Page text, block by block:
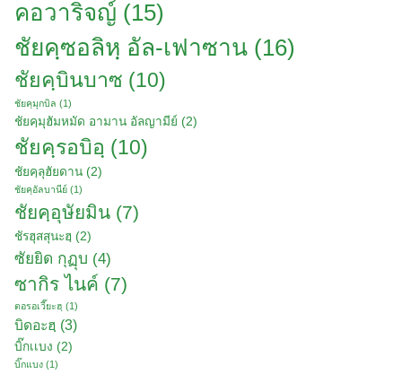
คอวาริจญ์ (15)
ชัยคฺซอลิหฺ​ อัล-เฟาซาน (16)
ชัยคฺบินบาซ (10)
ชัยคฺมุกบิล (1)
ชัยคฺมุฮัมหมัด อามาน อัลญามีย์ (2)
ชัยคฺรอบิอฺ (10)
ชัยคฺลุฮัยดาน (2)
ชัยคฺอัลบานีย์ (1)
ชัยคฺอุษัยมิน (7)
ชัรฮุสสุนะฮฺ (2)
ซัยยิด กุฏุบ (4)
ซากิร ไนค์ (7)
ตอรอเวี๊ยะฮฺ (1)
บิดอะฮฺ (3)
บิ๊กเเบง (2)
บิ๊กแบง (1)